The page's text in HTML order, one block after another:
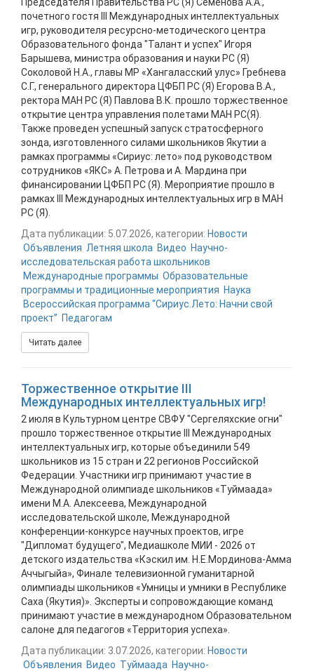
почетного гостя III Международных интеллектуальных
игр, руководителя ресурсно-методического центра
Образовательного фонда "Талант и успех" Игоря
Барышева, министра образования и науки РС (Я)
Соколовой Н.А., главы МР «Хангаласский улус» Гребнева
С.Г., генерального директора ЦФБП РС (Я) Егорова В.А.,
ректора МАН РС (Я) Павлова В.К. прошло торжественное
открытие центра управления полетами МАН РС(Я).
Также проведен успешный запуск стратосферного
зонда, изготовленного силами школьников Якутии а
рамках программы «Сириус: лето» под руководством
сотрудников «ЯКС» А. Петрова и А. Мардина при
финансировании ЦФБП РС (Я). Мероприятие прошло в
рамках III Международных интеллектуальных игр в МАН
РС (Я).
Дата публикации: 5.07.2026, категории: Новости
Объявления Летняя школа Видео Научно-
исследовательская работа школьников
Международные программы Образовательные
программы и традиционные мероприятия Наука
Всероссийская программа “Сириус.Лето: Начни свой
проект” Педагогам
Читать далее
Торжественное открытие III
Международных интеллектуальных игр!
2 июля в Культурном центре СВФУ "Сергеляхские огни"
прошло торжественное открытие III Международных
интеллектуальных игр, которые объединили 549
школьников из 15 стран и 22 регионов Российской
Федерации. Участники игр принимают участие в
Международной олимпиаде школьников «Туймаада»
имени М.А. Алексеева, Международной
исследовательской школе, Международной
конференции-конкурсе научных проектов, игре
"Дипломат будущего", Медиашколе МИИ - 2026 от
детского издательства «Кэскил им. Н.Е.Мординова-Амма
Аччыгыйа», Финале телевизионной гуманитарной
олимпиады школьников «Умницы и умники в Республике
Саха (Якутия)». Эксперты и сопровождающие команд
принимают участие в международном Образовательном
салоне для педагогов «Территория успеха».
Дата публикации: 3.07.2026, категории: Новости
Объявления Видео Туймаада Научно-